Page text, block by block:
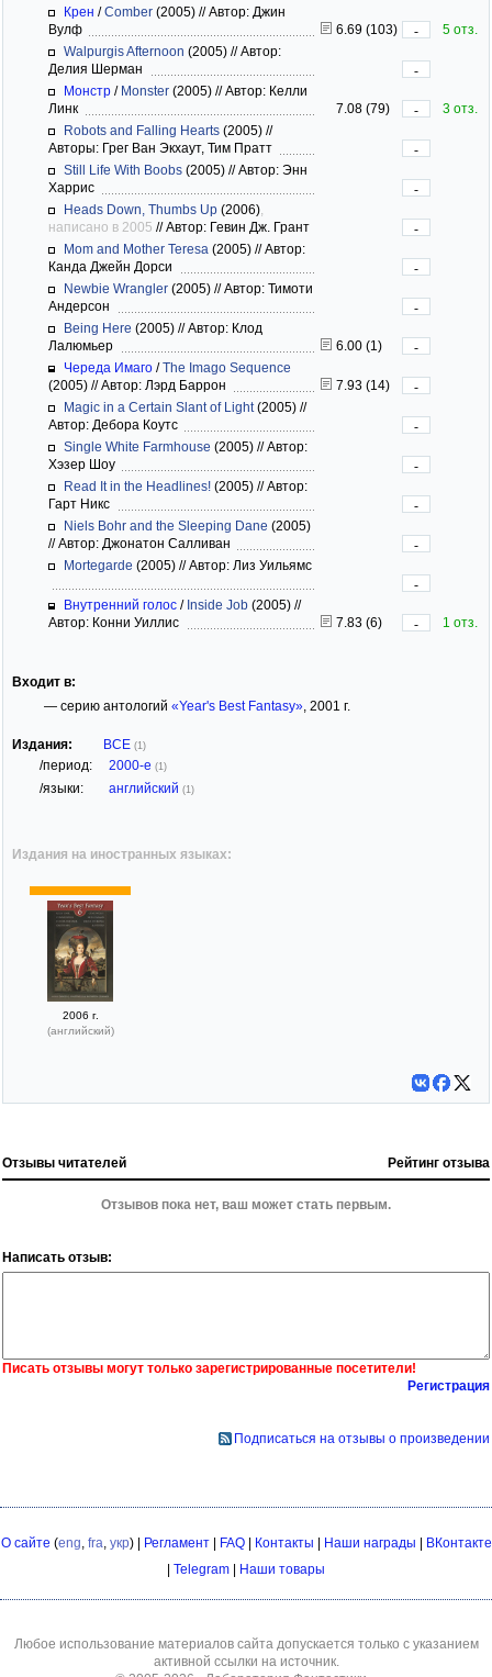
Крен /Comber (2005) //Автор: Джин
Вулф
6.69 (103) -
5 отз.
Walpurgis Afternoon (2005) //Автор:
Делия Шерман
-
Монстр / Monster (2005) //Автор: Келли
Линк
7.08 (79) -
3 отз.
Robots and Falling Hearts (2005) //
Авторы: Грег Ван Экхаут, Тим Пратт
-
Still Life With Boobs (2005) //Автор: Энн
Харрис
-
Heads Down, Thumbs Up (2006)
написано в 2005 //Автор: Гевин Дж. Грант
-
Mom and Mother Teresa (2005) //Автор:
Канда Джейн Дорси
-
Newbie Wrangler (2005) //Автор: Тимоти
Андерсон
-
Being Here (2005) //Автор: Клод
Лалюмьер
6.00 (1)
-
Череда Имаго /The Imago Sequence
(2005) //Автор: Лэрд Баррон 7.93 (14)
-
Magic in a Certain Slant of Light(2005) //
Автор: Дебора Коутс
-
Single White Farmhouse (2005) //Автор:
Хэзер Шоу
-
Read It in the Headlines! (2005) //Автор:
Гарт Никс
-
Niels Bohr and the Sleeping Dane (2005)
//Автор: Джонатон Салливан
-
Mortegarde (2005) //Автор: Лиз Уильямс
-
Внутренний голос / Inside Job (2005) //
Автор: Конни Уиллис
7.83 (6) - 1 отз.
Входит в:
— серию антологий «Year's Best Fantasy», 2001 г.
Издания: ВСЕ (1)
/период: 2000-е (1)
/языки: английский (1)
Издания на иностранных языках:
2006 г.
(английский)
Отзывы читателей Рейтинг отзыва
Отзывов пока нет, ваш может стать первым.
Написать отзыв:
Писать отзывы могут только зарегистрированные посетители!
Регистрация
Подписаться на отзывы о произведении
О сайте (eng fra укр) | Регламент| FAQ| Контакты | Наши награды | ВКонтакте
| Telegram | Наши товары
Любое использование материалов сайта допускается только с указанием
активной ссылки на источник.